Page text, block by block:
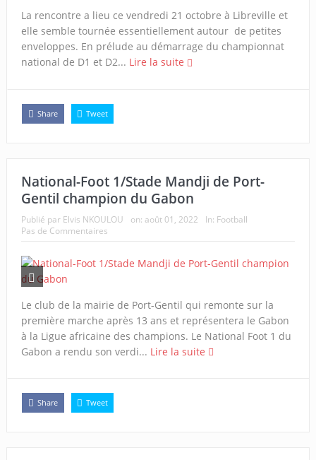
La rencontre a lieu ce vendredi 21 octobre à Libreville et
elle semble tournée essentiellement autour de petites
enveloppes. En prélude au démarrage du championnat
national de D1 et D2... Lire la suite
Share Tweet
National-Foot 1/Stade Mandji de Port-
Gentil champion du Gabon
Publié par Elvis NKOULOU on: août 01, 2022 In: Football
Pas de Commentaires
Le club de la mairie de Port-Gentil qui remonte sur la
première marche après 13 ans et représentera le Gabon
à la Ligue africaine des champions. Le National Foot 1 du
Gabon a rendu son verdi... Lire la suite
Share Tweet